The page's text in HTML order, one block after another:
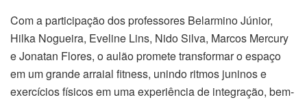
Com a participação dos professores Belarmino Júnior,
Hilka Nogueira, Eveline Lins, Nido Silva, Marcos Mercury
e Jonatan Flores, o aulão promete transformar o espaço
em um grande arraial fitness, unindo ritmos juninos e
exercícios físicos em uma experiência de integração, bem-